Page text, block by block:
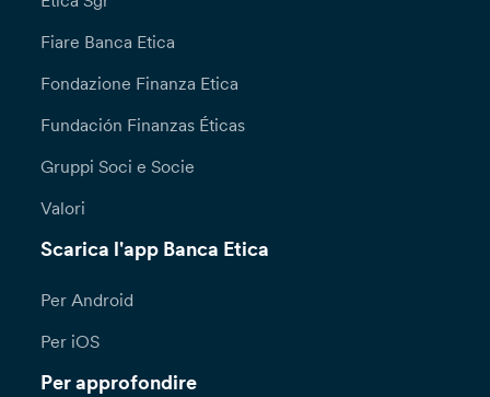
Fiare Banca Etica
Fondazione Finanza Etica
Fundación Finanzas Éticas
Gruppi Soci e Socie
Valori
Scarica l'app Banca Etica
Per Android
Per iOS
Per approfondire